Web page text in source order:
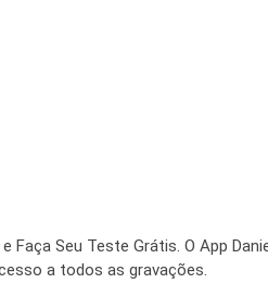
Faça Seu Teste Grátis. O App
a todos as gravações.